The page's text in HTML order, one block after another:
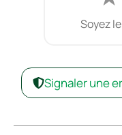
Soyez le
Signaler une